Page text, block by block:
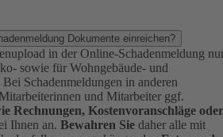
Dokumente einreichen?
in der Online-Schadenmeldung
sowie für Wohngebäude- und
Bei Schadenmeldungen in anderen
und Mitarbeiter ggf.
Rechnungen, Kostenvoranschläge oder
Ihnen an. Bewahren Sie daher alle mit